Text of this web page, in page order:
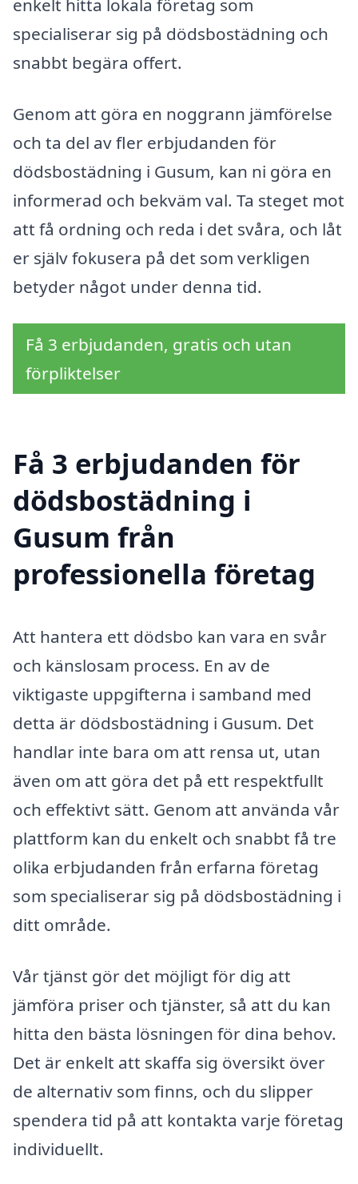
enkelt hitta lokala företag som
specialiserar sig på dödsbostädning och
snabbt begära offert.
Genom att göra en noggrann jämförelse
och ta del av fler erbjudanden för
dödsbostädning i Gusum, kan ni göra en
informerad och bekväm val. Ta steget mot
att få ordning och reda i det svåra, och låt
er själv fokusera på det som verkligen
betyder något under denna tid.
Få 3 erbjudanden, gratis och utan
förpliktelser
Få 3 erbjudanden för
dödsbostädning i
Gusum från
professionella företag
Att hantera ett dödsbo kan vara en svår
och känslosam process. En av de
viktigaste uppgifterna i samband med
detta är dödsbostädning i Gusum. Det
handlar inte bara om att rensa ut, utan
även om att göra det på ett respektfullt
och effektivt sätt. Genom att använda vår
plattform kan du enkelt och snabbt få tre
olika erbjudanden från erfarna företag
som specialiserar sig på dödsbostädning i
ditt område.
Vår tjänst gör det möjligt för dig att
jämföra priser och tjänster, så att du kan
hitta den bästa lösningen för dina behov.
Det är enkelt att skaffa sig översikt över
de alternativ som finns, och du slipper
spendera tid på att kontakta varje företag
individuellt.